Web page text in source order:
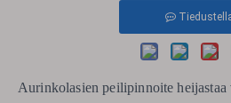
Aurinkolasien peilipinnoite